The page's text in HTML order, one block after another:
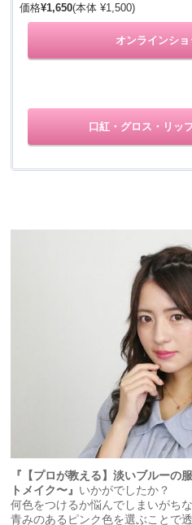
価格¥1,650(本体 ¥1,500)
オンラインショ
口紅・グロス・リッ
『【プロが教える】淡いブルーの
トメイク〜』 いかがでしたか？
何色をつけるか悩んでしまいがち
青みのあるピンク色を選ぶことで